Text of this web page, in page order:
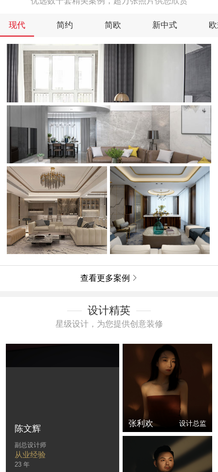
现代 简约 简欧 新中式
查看更多案例 
设计精英
星级设计，为您提供创意装修
陈文辉
副总设计师
从业经验
23 年
张利欢 设计总监